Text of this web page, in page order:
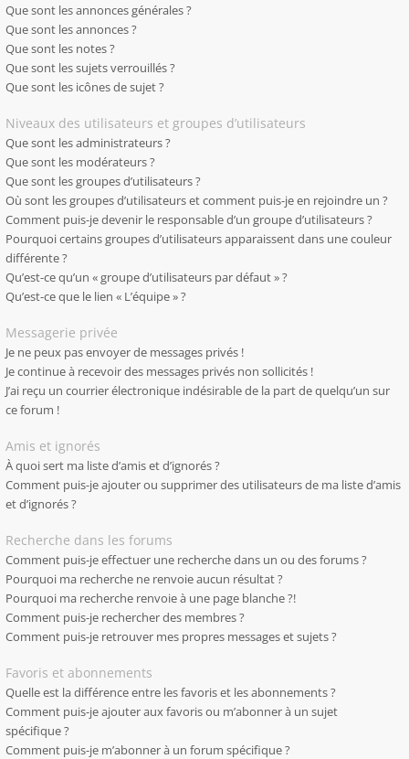
Que sont les annonces générales ?
Que sont les annonces ?
Que sont les notes ?
Que sont les sujets verrouillés ?
Que sont les icônes de sujet ?
Niveaux des utilisateurs et groupes d’utilisateurs
Que sont les administrateurs ?
Que sont les modérateurs ?
Que sont les groupes d’utilisateurs ?
Où sont les groupes d’utilisateurs et comment puis-je en rejoindre un ?
Comment puis-je devenir le responsable d’un groupe d’utilisateurs ?
Pourquoi certains groupes d’utilisateurs apparaissent dans une couleur
différente ?
Qu’est-ce qu’un « groupe d’utilisateurs par défaut » ?
Qu’est-ce que le lien « L’équipe » ?
Messagerie privée
Je ne peux pas envoyer de messages privés !
Je continue à recevoir des messages privés non sollicités !
J’ai reçu un courrier électronique indésirable de la part de quelqu’un sur
ce forum !
Amis et ignorés
À quoi sert ma liste d’amis et d’ignorés ?
Comment puis-je ajouter ou supprimer des utilisateurs de ma liste d’amis
et d’ignorés ?
Recherche dans les forums
Comment puis-je effectuer une recherche dans un ou des forums ?
Pourquoi ma recherche ne renvoie aucun résultat ?
Pourquoi ma recherche renvoie à une page blanche ?!
Comment puis-je rechercher des membres ?
Comment puis-je retrouver mes propres messages et sujets ?
Favoris et abonnements
Quelle est la différence entre les favoris et les abonnements ?
Comment puis-je ajouter aux favoris ou m’abonner à un sujet
spécifique ?
Comment puis-je m’abonner à un forum spécifique ?